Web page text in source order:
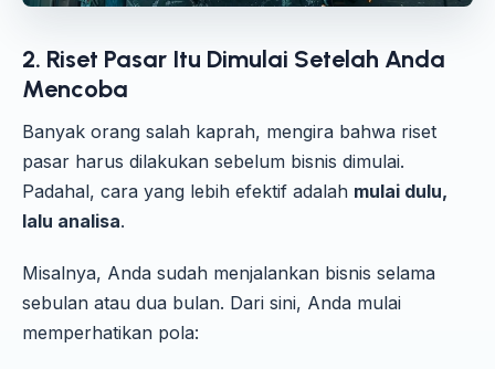
2. Riset Pasar Itu Dimulai Setelah Anda
Mencoba
Banyak orang salah kaprah, mengira bahwa riset
pasar harus dilakukan sebelum bisnis dimulai.
Padahal, cara yang lebih efektif adalah mulai dulu,
lalu analisa.
Misalnya, Anda sudah menjalankan bisnis selama
sebulan atau dua bulan. Dari sini, Anda mulai
memperhatikan pola: